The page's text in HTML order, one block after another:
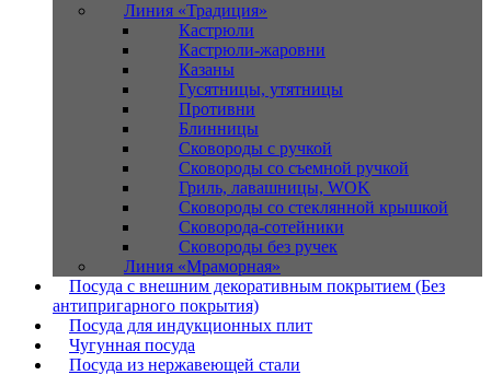
Линия «Традиция»
Кастрюли
Кастрюли-жаровни
Казаны
Гусятницы, утятницы
Противни
Блинницы
Сковороды с ручкой
Сковороды со съемной ручкой
Гриль, лавашницы, WOK
Сковороды со стеклянной крышкой
Сковорода-сотейники
Сковороды без ручек
Линия «Мраморная»
Посуда с внешним декоративным покрытием (Без
антипригарного покрытия)
Посуда для индукционных плит
Чугунная посуда
Посуда из нержавеющей стали